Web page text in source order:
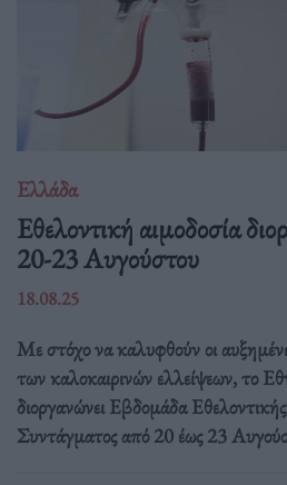
Ελλάδα
Eθελοντική αιμοδοσία
20-23 Αυγούστου
18.08.25
Με στόχο να καλυφθούν οι
των καλοκαιρινών ελλείψεων, το
διοργανώνει Εβδομάδα
Συντάγματος από 20 έως 23